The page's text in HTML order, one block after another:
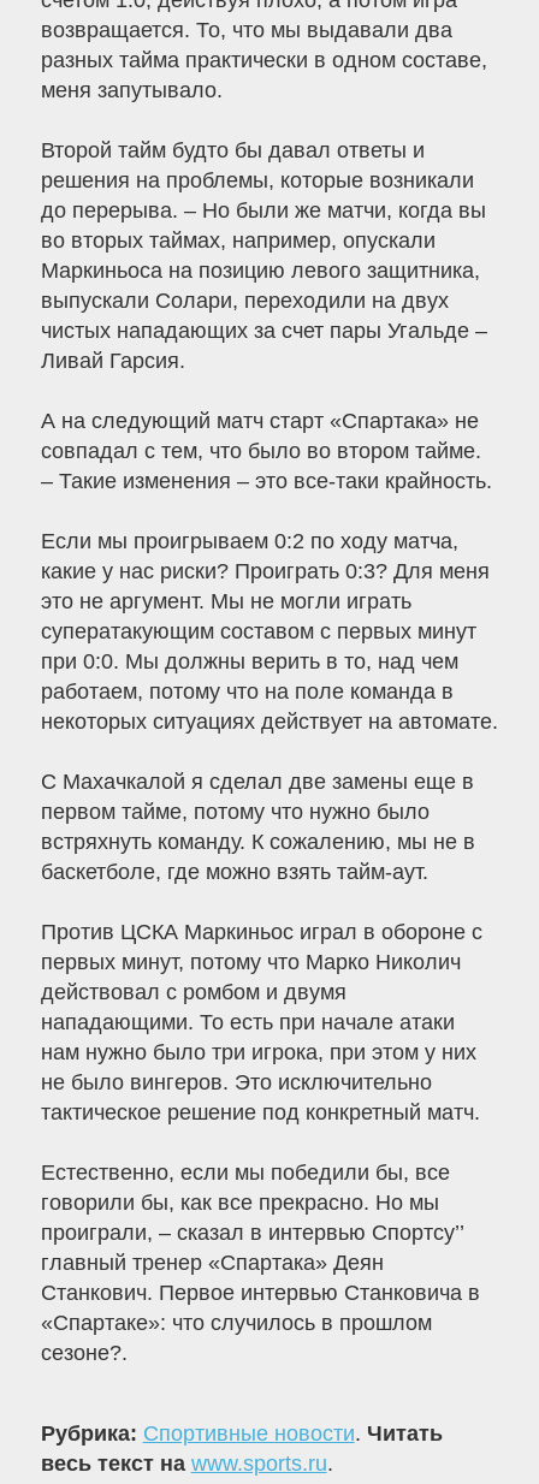
возвращается. То, что мы выдавали два
разных тайма практически в одном составе,
меня запутывало.
Второй тайм будто бы давал ответы и
решения на проблемы, которые возникали
до перерыва. – Но были же матчи, когда вы
во вторых таймах, например, опускали
Маркиньоса на позицию левого защитника,
выпускали Солари, переходили на двух
чистых нападающих за счет пары Угальде –
Ливай Гарсия.
А на следующий матч старт «Спартака» не
совпадал с тем, что было во втором тайме.
– Такие изменения – это все-таки крайность.
Если мы проигрываем 0:2 по ходу матча,
какие у нас риски? Проиграть 0:3? Для меня
это не аргумент. Мы не могли играть
суператакующим составом с первых минут
при 0:0. Мы должны верить в то, над чем
работаем, потому что на поле команда в
некоторых ситуациях действует на автомате.
С Махачкалой я сделал две замены еще в
первом тайме, потому что нужно было
встряхнуть команду. К сожалению, мы не в
баскетболе, где можно взять тайм-аут.
Против ЦСКА Маркиньос играл в обороне с
первых минут, потому что Марко Николич
действовал с ромбом и двумя
нападающими. То есть при начале атаки
нам нужно было три игрока, при этом у них
не было вингеров. Это исключительно
тактическое решение под конкретный матч.
Естественно, если мы победили бы, все
говорили бы, как все прекрасно. Но мы
проиграли, – сказал в интервью Спортсу’’
главный тренер «Спартака» Деян
Станкович. Первое интервью Станковича в
«Спартаке»: что случилось в прошлом
сезоне?.
Рубрика: Спортивные новости. Читать
весь текст на www.sports.ru.